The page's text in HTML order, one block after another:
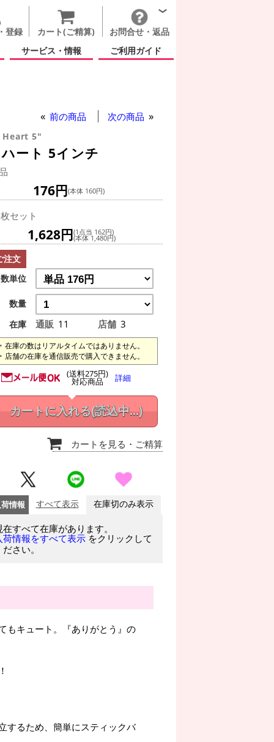
登録 カート(ご精算)
お問合せ・返品
サービス・情報
ご利用ガイド
前の商品 次の商品
Heart 5"
ート 5インチ
176円(本体 160円)
セット
1,628円(1点当 162円)
(本体 1,480円)
注文
数単位
数量
在庫
通販 11 店舗 3
在庫の数はリアルタイムではありません。
店舗の在庫を通信販売で購入できません。
(送料275円)
対応商品 詳細
カートに入れる(読込中...)
カートを見る ・ご精算
情報 すべて表示 在庫切のみ表示
在すべて在庫があります。
荷情報をすべて表示 をクリックして
さい。
もキュート。『ありがとう』の
するため、簡単にスティックバ